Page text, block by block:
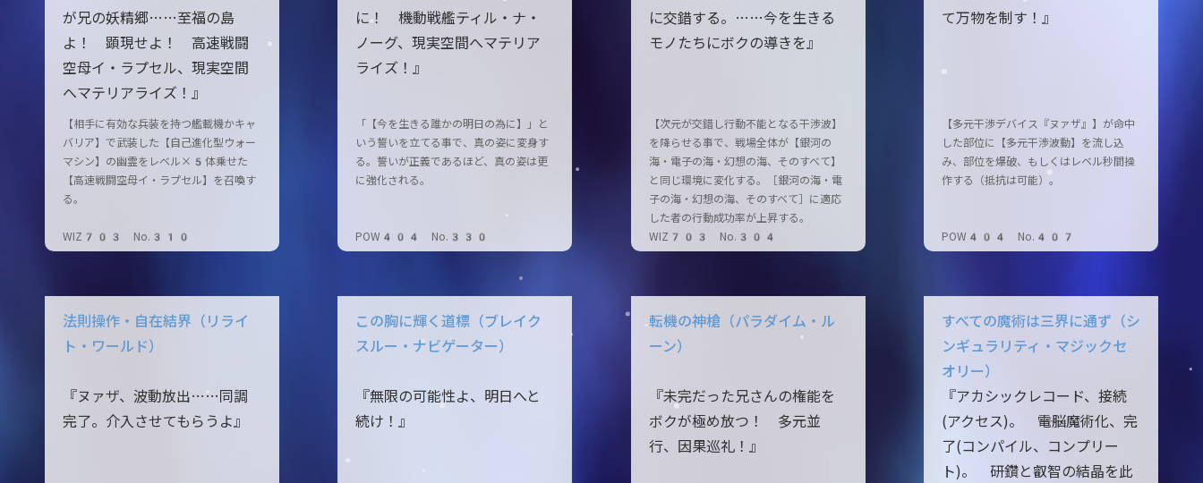
が兄の妖精郷……至福の島
よ！ 顕現せよ！ 高速戦闘
空母イ・ラプセル、現実空間
へマテリアライズ！』
【相手に有効な兵装を持つ艦載機かキャ
バリア】で武装した【自己進化型ウォー
マシン】の幽霊をレベル×5体乗せた
【高速戦闘空母イ・ラプセル】を召喚す
る。
WIZ703 No.310
に！ 機動戦艦ティル・ナ・
ノーグ、現実空間へマテリア
ライズ！』
「【今を生きる誰かの明日の為に】」と
いう誓いを立てる事で、真の姿に変身す
る。誓いが正義であるほど、真の姿は更
に強化される。
POW404 No.330
に交錯する。……今を生きる
モノたちにボクの導きを』
【次元が交錯し行動不能となる干渉波】
を降らせる事で、戦場全体が【銀河の
海・電子の海・幻想の海、そのすべて】
と同じ環境に変化する。［銀河の海・電
子の海・幻想の海、そのすべて］に適応
した者の行動成功率が上昇する。
WIZ703 No.304
て万物を制す！』
【多元干渉デバイス『ヌァザ』】が命中
した部位に【多元干渉波動】を流し込
み、部位を爆破、もしくはレベル秒間操
作する（抵抗は可能）。
POW404 No.407
法則操作・自在結界（リライ
ト・ワールド）
『ヌァザ、波動放出……同調
完了。介入させてもらうよ』
この胸に輝く道標（ブレイク
スルー・ナビゲーター）
『無限の可能性よ、明日へと
続け！』
転機の神槍（パラダイム・ル
ーン）
『未完だった兄さんの権能を
ボクが極め放つ！ 多元並
行、因果巡礼！』
すべての魔術は三界に通ず（シ
ンギュラリティ・マジックセ
オリー）
『アカシックレコード、接続
(アクセス)。 ――電脳魔術化、完
了(コンパイル、コンプリー
ト)。 研鑽と叡智の結晶を此